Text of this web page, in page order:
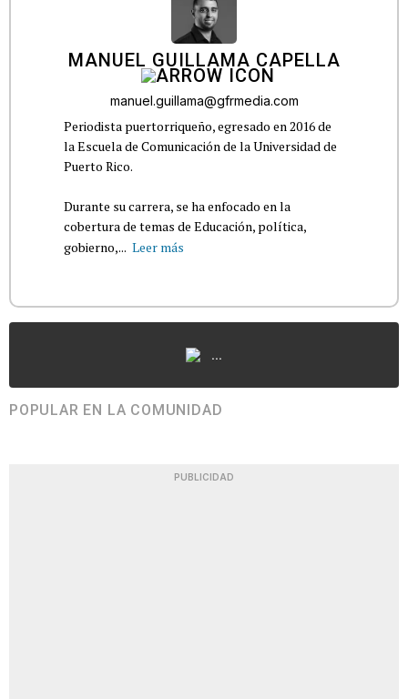
MANUEL GUILLAMA CAPELLA
manuel.guillama@gfrmedia.com
Periodista puertorriqueño, egresado en 2016 de
la Escuela de Comunicación de la Universidad de
Puerto Rico.
Durante su carrera, se ha enfocado en la
cobertura de temas de Educación, política,
gobierno,... Leer más
...
POPULAR EN LA COMUNIDAD
PUBLICIDAD